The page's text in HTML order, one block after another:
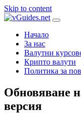
Skip to content
Начало
За нас
Валутни
Крипто валути
Политика за
Обновяване
версия